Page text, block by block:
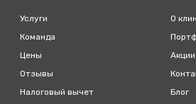
Услуги
О
Команда
Цены
Акции
Отзывы
Налоговый вычет
Блог